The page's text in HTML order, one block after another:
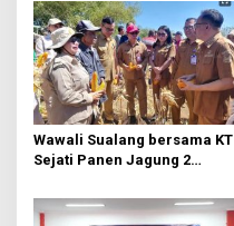
a
s
i
p
o
s
Wawali Sualang bersama KT
Sejati Panen Jagung 2